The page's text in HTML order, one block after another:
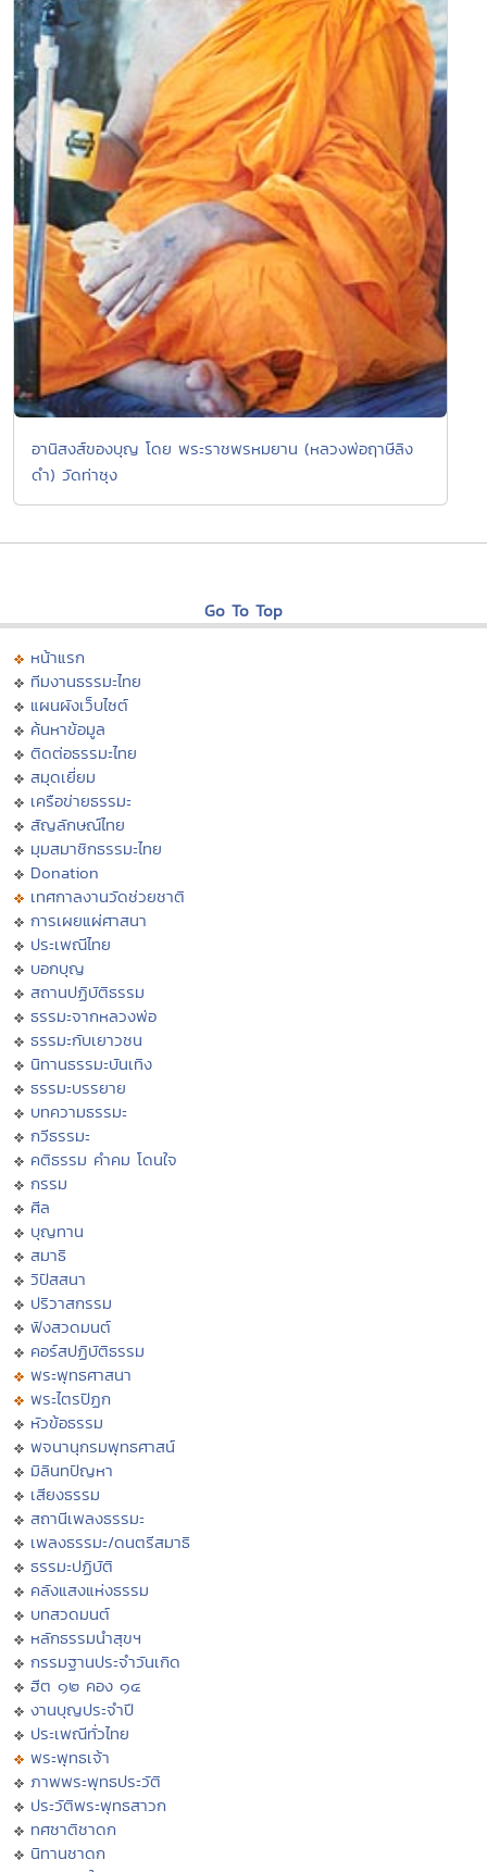
อานิสงส์ของบุญ โดย พระราชพรหมยาน (หลวงพ่อฤาษีลิง
ดำ) วัดท่าซุง
Go To Top
หน้าแรก
ทีมงานธรรมะไทย
แผนผังเว็บไซต์
ค้นหาข้อมูล
ติดต่อธรรมะไทย
สมุดเยี่ยม
เครือข่ายธรรมะ
สัญลักษณ์ไทย
มุมสมาชิกธรรมะไทย
Donation
เทศกาลงานวัดช่วยชาติ
การเผยแผ่ศาสนา
ประเพณีไทย
บอกบุญ
สถานปฏิบัติธรรม
ธรรมะจากหลวงพ่อ
ธรรมะกับเยาวชน
นิทานธรรมะบันเทิง
ธรรมะบรรยาย
บทความธรรมะ
กวีธรรมะ
คติธรรม คำคม โดนใจ
กรรม
ศีล
บุญทาน
สมาธิ
วิปัสสนา
ปริวาสกรรม
ฟังสวดมนต์
คอร์สปฏิบัติธรรม
พระพุทธศาสนา
พระไตรปิฏก
หัวข้อธรรม
พจนานุกรมพุทธศาสน์
มิลินทปัญหา
เสียงธรรม
สถานีเพลงธรรมะ
เพลงธรรมะ/ดนตรีสมาธิ
ธรรมะปฏิบัติ
คลังแสงแห่งธรรม
บทสวดมนต์
หลักธรรมนำสุขฯ
กรรมฐานประจำวันเกิด
ฮีต ๑๒ คอง ๑๔
งานบุญประจำปี
ประเพณีทั่วไทย
พระพุทธเจ้า
ภาพพระพุทธประวัติ
ประวัติพระพุทธสาวก
ทศชาติชาดก
นิทานชาดก